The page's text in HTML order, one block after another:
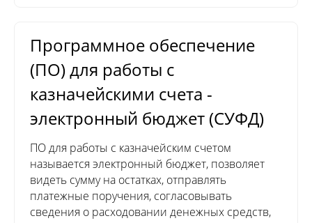
Программное обеспечение
(ПО) для работы с
казначейскими счета -
электронный бюджет (СУФД)
ПО для работы с казначейским счетом
называется электронный бюджет, позволяет
видеть сумму на остатках, отправлять
платежные поручения, согласовывать
сведения о расходовании денежных средств,